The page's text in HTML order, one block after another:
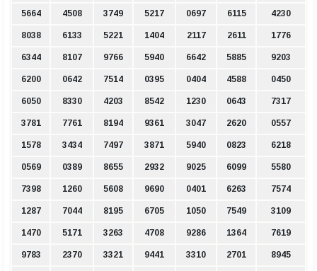
5664 4508 3749 5217 0697 6115 4230
8038 6133 5221 1404 2117 2611 1776
6344 8107 9766 5940 6642 5885 9203
6200 0642 7514 0395 0404 4588 0450
6050 8330 4203 8542 1230 0643 7317
3781 7761 8194 9361 3047 2620 0557
1578 3434 7497 3871 5940 0823 6218
0569 0389 8655 2932 9025 6099 5580
7398 1260 5608 9690 0401 6263 7574
1287 7044 8195 6705 1050 7549 3109
1470 5171 3263 4708 9286 1364 7619
9783 2370 3321 9441 3310 2701 8945